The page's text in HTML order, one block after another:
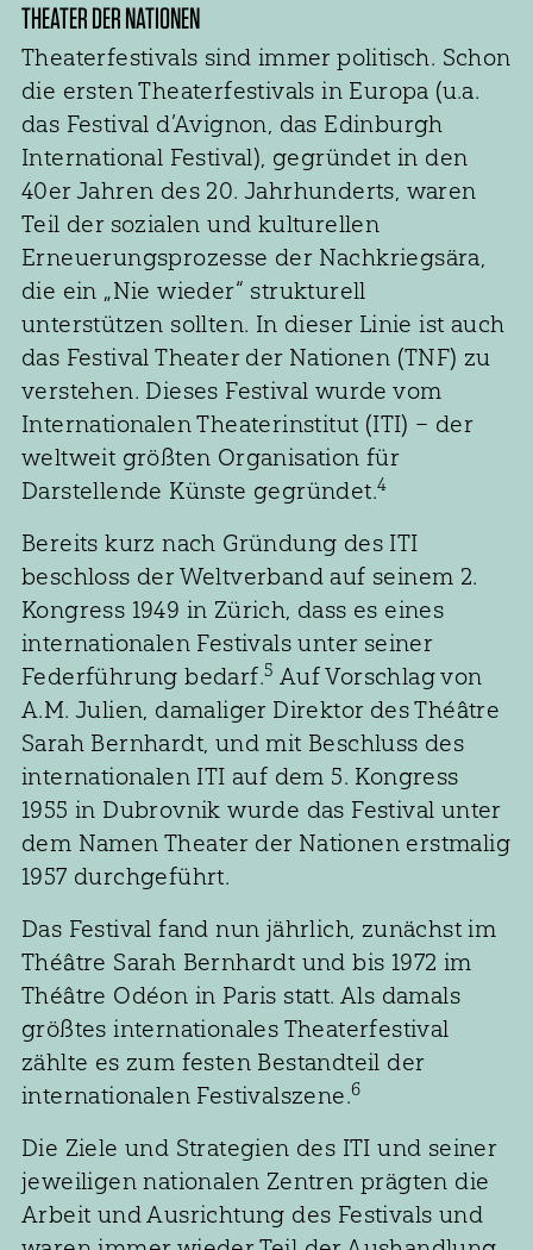
THEATER DER NATIONEN
Theaterfestivals sind immer politisch. Schon
die ersten Theaterfestivals in Europa (u.a.
das Festival d’Avignon, das Edinburgh
International Festival), gegründet in den
40er Jahren des 20. Jahrhunderts, waren
Teil der sozialen und kulturellen
Erneuerungsprozesse der Nachkriegsära,
die ein „Nie wieder“ strukturell
unterstützen sollten. In dieser Linie ist auch
das Festival Theater der Nationen (TNF) zu
verstehen. Dieses Festival wurde vom
Internationalen Theaterinstitut (ITI) – der
weltweit größten Organisation für
Darstellende Künste gegründet.4
Bereits kurz nach Gründung des ITI
beschloss der Weltverband auf seinem 2.
Kongress 1949 in Zürich, dass es eines
internationalen Festivals unter seiner
Federführung bedarf.5 Auf Vorschlag von
A.M. Julien, damaliger Direktor des Théâtre
Sarah Bernhardt, und mit Beschluss des
internationalen ITI auf dem 5. Kongress
1955 in Dubrovnik wurde das Festival unter
dem Namen Theater der Nationen erstmalig
1957 durchgeführt.
Das Festival fand nun jährlich, zunächst im
Théâtre Sarah Bernhardt und bis 1972 im
Théâtre Odéon in Paris statt. Als damals
größtes internationales Theaterfestival
zählte es zum festen Bestandteil der
internationalen Festivalszene.6
Die Ziele und Strategien des ITI und seiner
jeweiligen nationalen Zentren prägten die
Arbeit und Ausrichtung des Festivals und